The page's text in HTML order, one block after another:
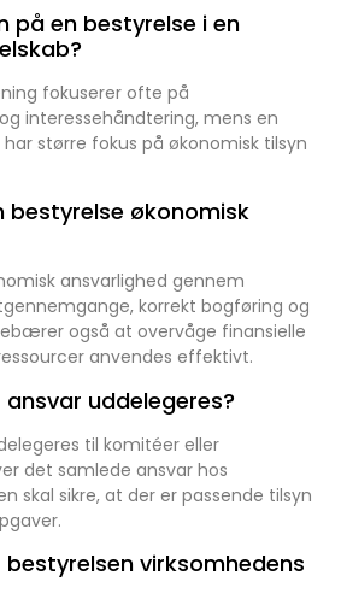
på en bestyrelse i en
fokuserer ofte på
interessehåndtering, mens en
større fokus på økonomisk tilsyn
bestyrelse økonomisk
ansvarlighed gennem
korrekt bogføring og
også at overvåge finansielle
anvendes effektivt.
uddelegeres?
til komitéer eller
det samlede ansvar hos
skal sikre, at der er passende tilsyn
virksomhedens